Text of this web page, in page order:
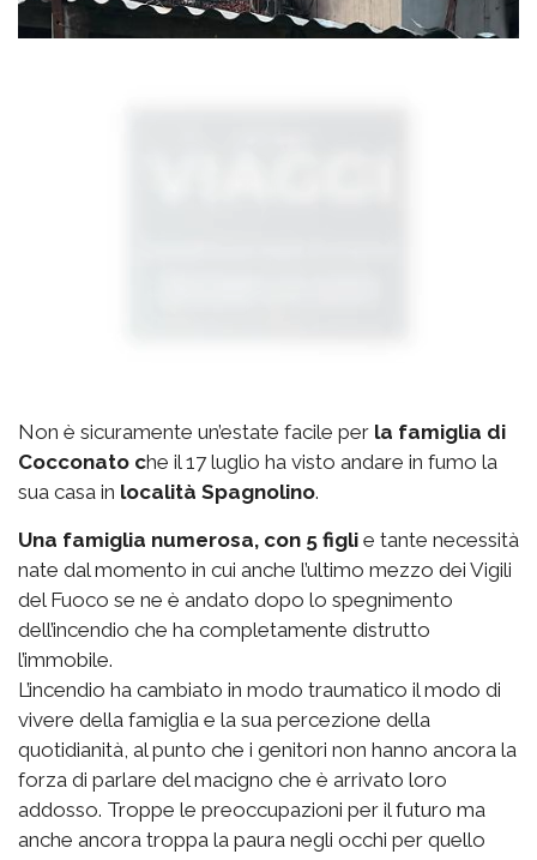
Non è sicuramente un’estate facile per la famiglia di
Cocconato che il 17 luglio ha visto andare in fumo la
sua casa in località Spagnolino.
Una famiglia numerosa, con 5 figli e tante necessità
nate dal momento in cui anche l’ultimo mezzo dei Vigili
del Fuoco se ne è andato dopo lo spegnimento
dell’incendio che ha completamente distrutto
l’immobile.
L’incendio ha cambiato in modo traumatico il modo di
vivere della famiglia e la sua percezione della
quotidianità, al punto che i genitori non hanno ancora la
forza di parlare del macigno che è arrivato loro
addosso. Troppe le preoccupazioni per il futuro ma
anche ancora troppa la paura negli occhi per quello